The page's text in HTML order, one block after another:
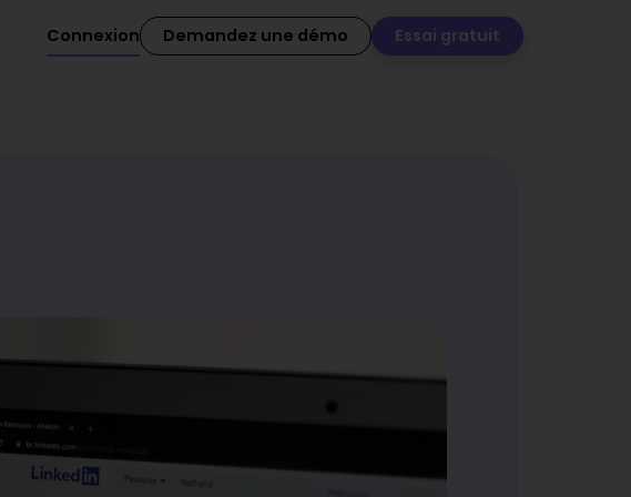
Connexion Demandez une démo Essai gratuit